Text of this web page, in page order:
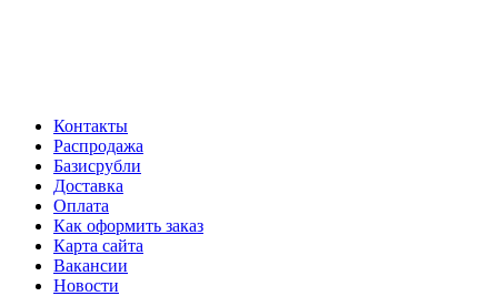
Контакты
Распродажа
Базисрубли
Доставка
Оплата
Как оформить заказ
Карта сайта
Вакансии
Новости